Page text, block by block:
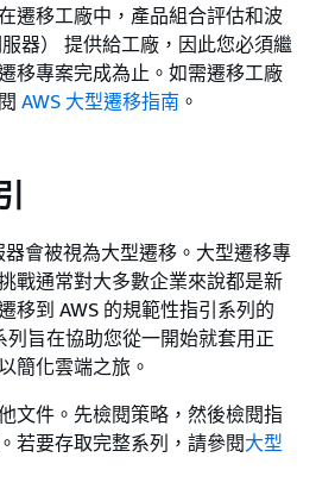
遷移工廠中，產品組合評估和波
器） 提供給工廠，因此您必須繼
移專案完成為止。如需遷移工廠
AWS 大型遷移指南 。
會被視為大型遷移。大型遷移專
戰通常對大多數企業來說都是新
移到 AWS 的規範性指引系列的
列旨在協助您從一開始就套用正
簡化雲端之旅。
文件。先檢閱策略，然後檢閱指
若要存取完整系列，請參閱大型